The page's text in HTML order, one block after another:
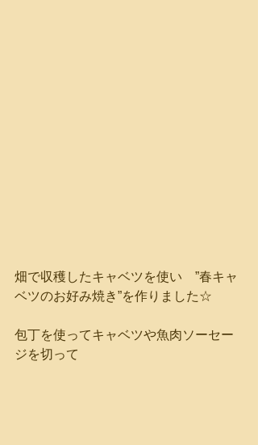
畑で収穫したキャベツを使い　”春キャ
ベツのお好み焼き”を作りました☆
包丁を使ってキャベツや魚肉ソーセー
ジを切って